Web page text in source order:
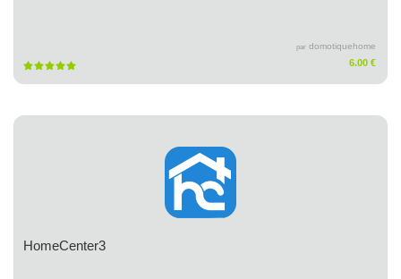
par domotiquehome
6.00 €
HomeCenter3